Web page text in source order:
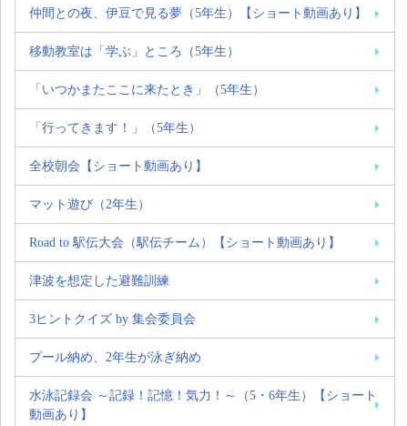
仲間との夜、伊豆で見る夢（5年生）【ショート動画あり】
移動教室は「学ぶ」ところ（5年生）
「いつかまたここに来たとき」（5年生）
「行ってきます！」（5年生）
全校朝会【ショート動画あり】
マット遊び（2年生）
Road to 駅伝大会（駅伝チーム）【ショート動画あり】
津波を想定した避難訓練
3ヒントクイズ by 集会委員会
プール納め、2年生が泳ぎ納め
水泳記録会 ～記録！記憶！気力！～（5・6年生）【ショート
動画あり】